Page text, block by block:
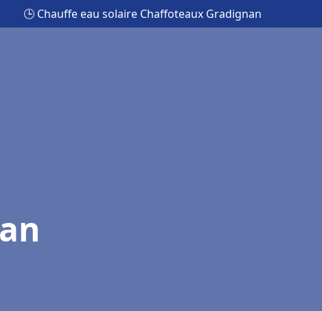
🕒 Chauffe eau solaire Chaffoteaux Gradignan